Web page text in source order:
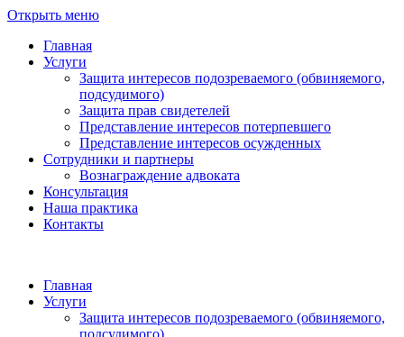
Открыть меню
Главная
Услуги
Защита интересов подозреваемого (обвиняемого,
подсудимого)
Защита прав свидетелей
Представление интересов потерпевшего
Представление интересов осужденных
Сотрудники и партнеры
Вознаграждение адвоката
Консультация
Наша практика
Контакты
Главная
Услуги
Защита интересов подозреваемого (обвиняемого,
подсудимого)